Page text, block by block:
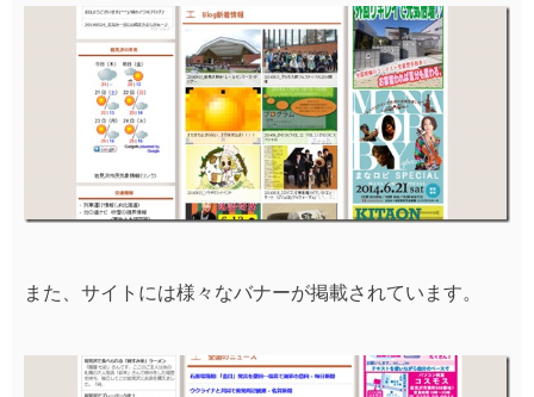
また、サイトには様々なバナーが掲載されています。